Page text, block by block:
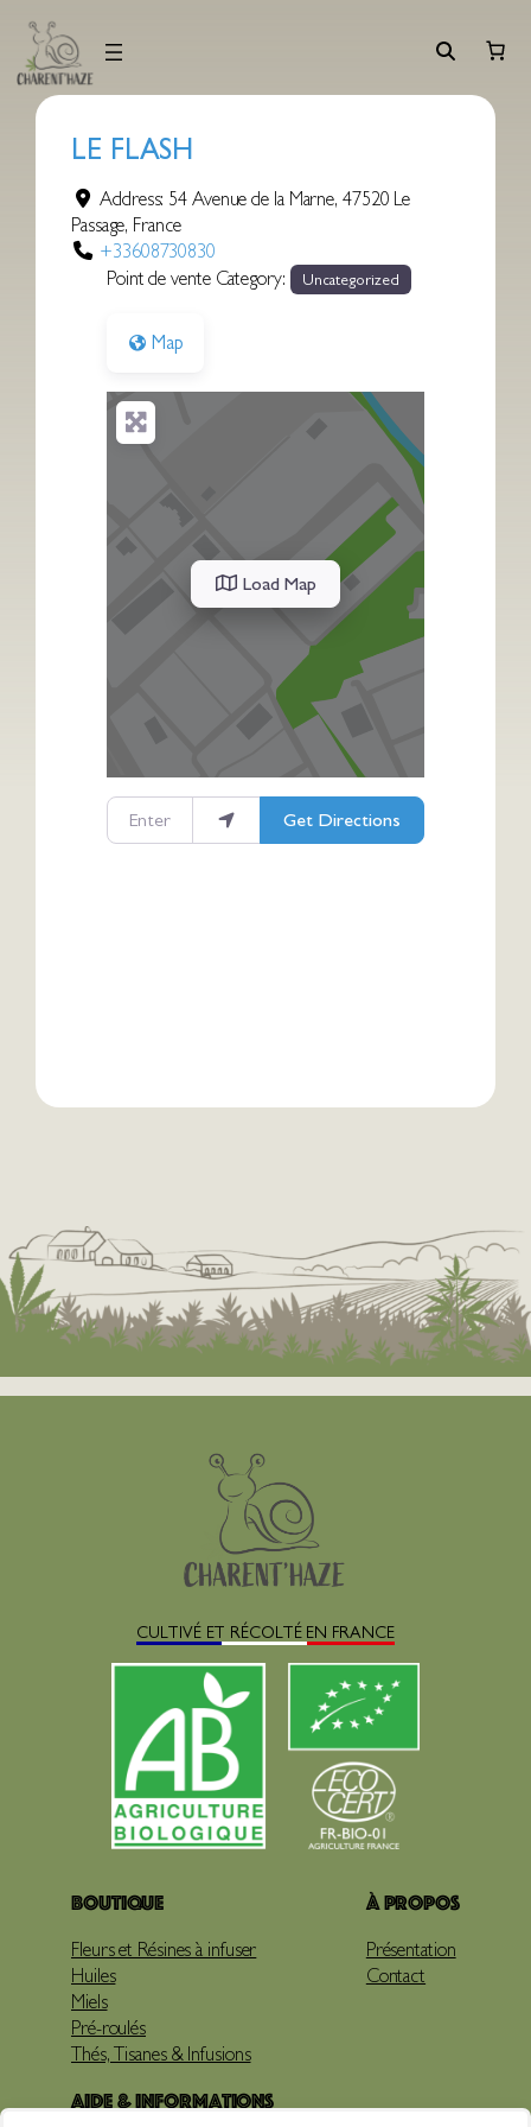
contenu
LE FLASH
Address: 54 Avenue de la Marne,47520 Le
Passage, France
+33608730830
Point de vente Category:
Uncategorized
Map
Load Map
Enter your location
Get Directions
CULTIVÉ ET RÉCOLTÉ EN FRANCE
Boutique
Fleurs et Résines à infuser
Huiles
Miels
Pré-roulés
Thés, Tisanes & Infusions
À propos
Présentation
Contact
Aide & Informations